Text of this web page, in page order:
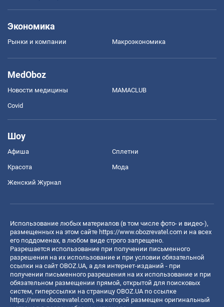
Экономика
Рынки и компании Mакроэкономика
MedOboz
Новости медицины MAMACLUB
Covid
Шоу
Афиша Сплетни
Красота Мода
Женский Журнал
Использование любых материалов (в том числе фото- и видео-),
размещенных на этом сайте https://www.obozrevatel.com и на всех
его поддоменах, в любом виде строго запрещено.
Разрешается использование при получении письменного
разрешения на их использование и при условии обязательной
ссылки на сайт OBOZ.UA, а для интернет-изданий - при
получении письменного разрешения на их использование и при
обязательном размещении прямой, открытой для поисковых
систем, гиперссылки на страницу OBOZ.UA по ссылке
https://www.obozrevatel.com, на которой размещен оригинальный